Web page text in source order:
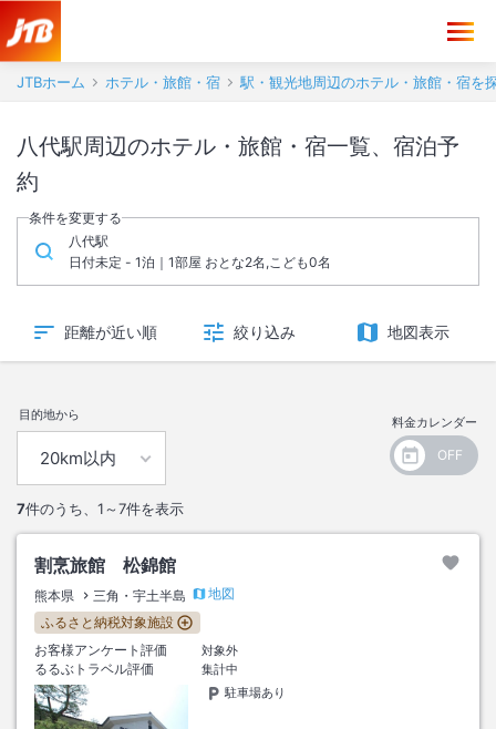
JTBホーム ホテル・旅館・宿 駅・観光地周辺のホテル・旅館・宿を
八代駅周辺のホテル・旅館・宿一覧、宿泊予
約
条件を変更する
八代駅
日付未定 - 1泊｜1部屋 おとな2名,こども0名
距離が近い順 絞り込み 地図表示
目的地から 料金カレンダー
7件のうち、 1～7件を表示
割烹旅館 松錦館
熊本県 三角・宇土半島
地図
ふるさと納税対象施設
お客様アンケート評価
対象外
るるぶトラベル評価
集計中
駐車場あり